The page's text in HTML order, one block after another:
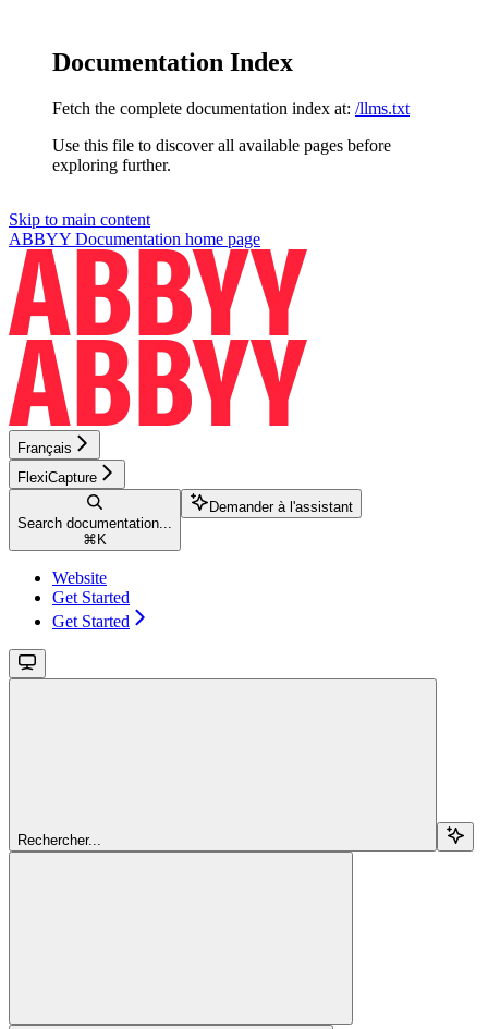
Documentation Index
Fetch the complete documentation index at: /llms.txt
Use this file to discover all available pages before
exploring further.
Skip to main content
ABBYY Documentation home page
Français
FlexiCapture
Search documentation...
⌘ K
Demander à l'assistant
Website
Get Started
Get Started
Rechercher...